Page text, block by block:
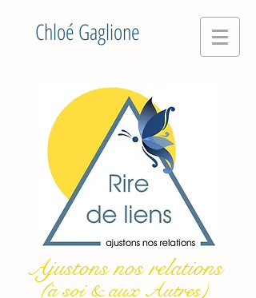
Chloé Gaglione
Ajustons nos relations
(à soi & aux Autres)